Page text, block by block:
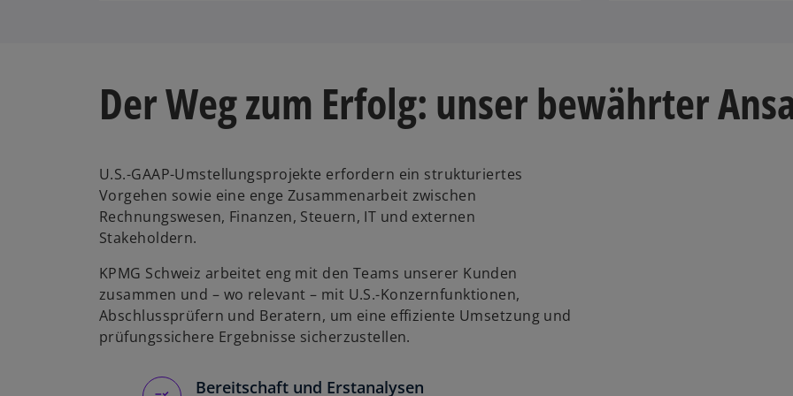
Der Weg zum Erfolg: unser bewährter
U.S.-GAAP-Umstellungsprojekte erfordern ein strukturiertes
Vorgehen sowie eine enge Zusammenarbeit zwischen
Rechnungswesen, Finanzen, Steuern, IT und externen
Stakeholdern.
KPMG Schweiz arbeitet eng mit den Teams unserer Kunden
zusammen und – wo relevant – mit U.S.-Konzernfunktionen,
Abschlussprüfern und Beratern, um eine effiziente Umsetzung und
prüfungssichere Ergebnisse sicherzustellen.
Bereitschaft und Erstanalysen